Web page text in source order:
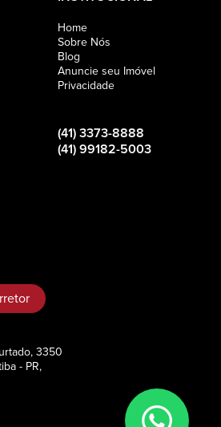
Home
Sobre Nós
Blog
Anuncie seu Imóvel
Privacidade
(41) 3373-8888
(41) 99182-5003
3350
- PR,